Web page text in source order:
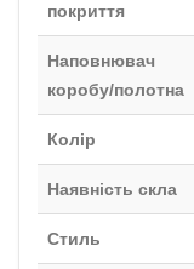
покриття
Наповнювач
коробу/полотна
Колір
Наявність скла
Стиль